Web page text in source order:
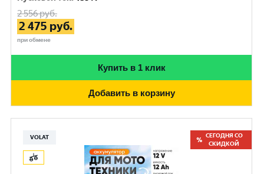
2 556руб.
2 475 руб.
при обмене
Купить в 1 клик
Добавить в корзину
VOLAT
СЕГОДНЯ СО
СКИДКОЙ